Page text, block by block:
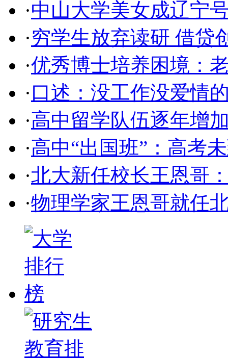
·中山大学美女成辽宁
·穷学生放弃读研 借贷
·优秀博士培养困境：
·口述：没工作没爱情
·高中留学队伍逐年增
·高中“出国班”：高考
·北大新任校长王恩哥
·物理学家王恩哥就任